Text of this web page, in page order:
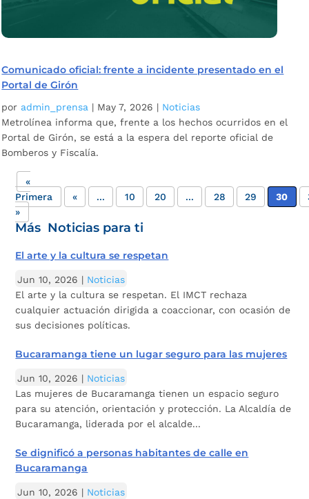
Comunicado oficial: frente a incidente presentado en el
Portal de Girón
por admin_prensa | May 7, 2026 | Noticias
Metrolínea informa que, frente a los hechos ocurridos en el
Portal de Girón, se está a la espera del reporte oficial de
Bomberos y Fiscalía.
«
Primera
« ... 10 20 ... 28 29 30
»
Más Noticias para ti
El arte y la cultura se respetan
Jun 10, 2026 | Noticias
El arte y la cultura se respetan. El IMCT rechaza
cualquier actuación dirigida a coaccionar, con ocasión de
sus decisiones políticas.
Bucaramanga tiene un lugar seguro para las mujeres
Jun 10, 2026 | Noticias
Las mujeres de Bucaramanga tienen un espacio seguro
para su atención, orientación y protección. La Alcaldía de
Bucaramanga, liderada por el alcalde...
Se dignificó a personas habitantes de calle en
Bucaramanga
Jun 10, 2026 | Noticias